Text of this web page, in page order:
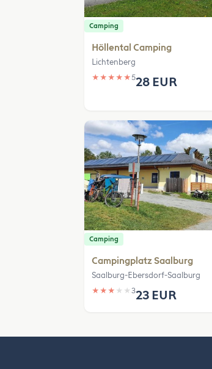
Camping
Höllental Camping
Lichtenberg
★ ★ ★ ★ ★528 EUR
Camping
Campingplatz Saalburg
Saalburg-Ebersdorf-Saalburg
★ ★ ★ ★ ★ 323 EUR